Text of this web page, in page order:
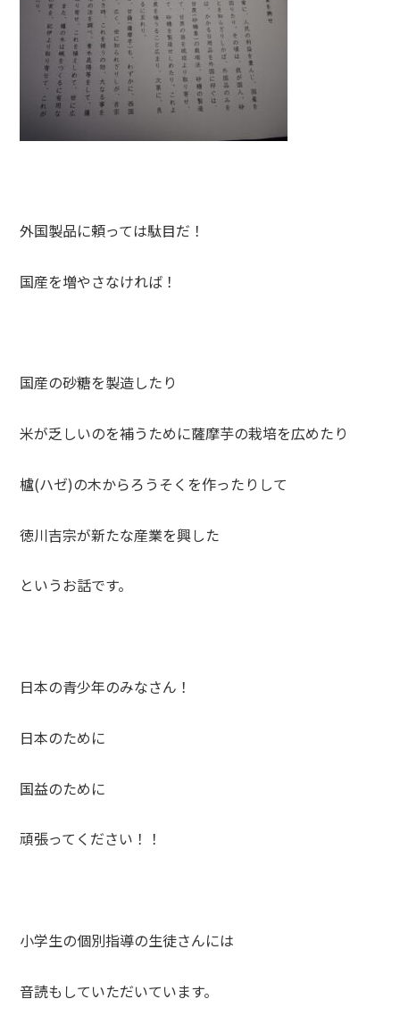
外国製品に頼っては駄目だ！
国産を増やさなければ！
国産の砂糖を製造したり
米が乏しいのを補うために薩摩芋の栽培を広めたり
櫨(ハゼ)の木からろうそくを作ったりして
徳川吉宗が新たな産業を興した
というお話です。
日本の青少年のみなさん！
日本のために
国益のために
頑張ってください！！
小学生の個別指導の生徒さんには
音読もしていただいています。